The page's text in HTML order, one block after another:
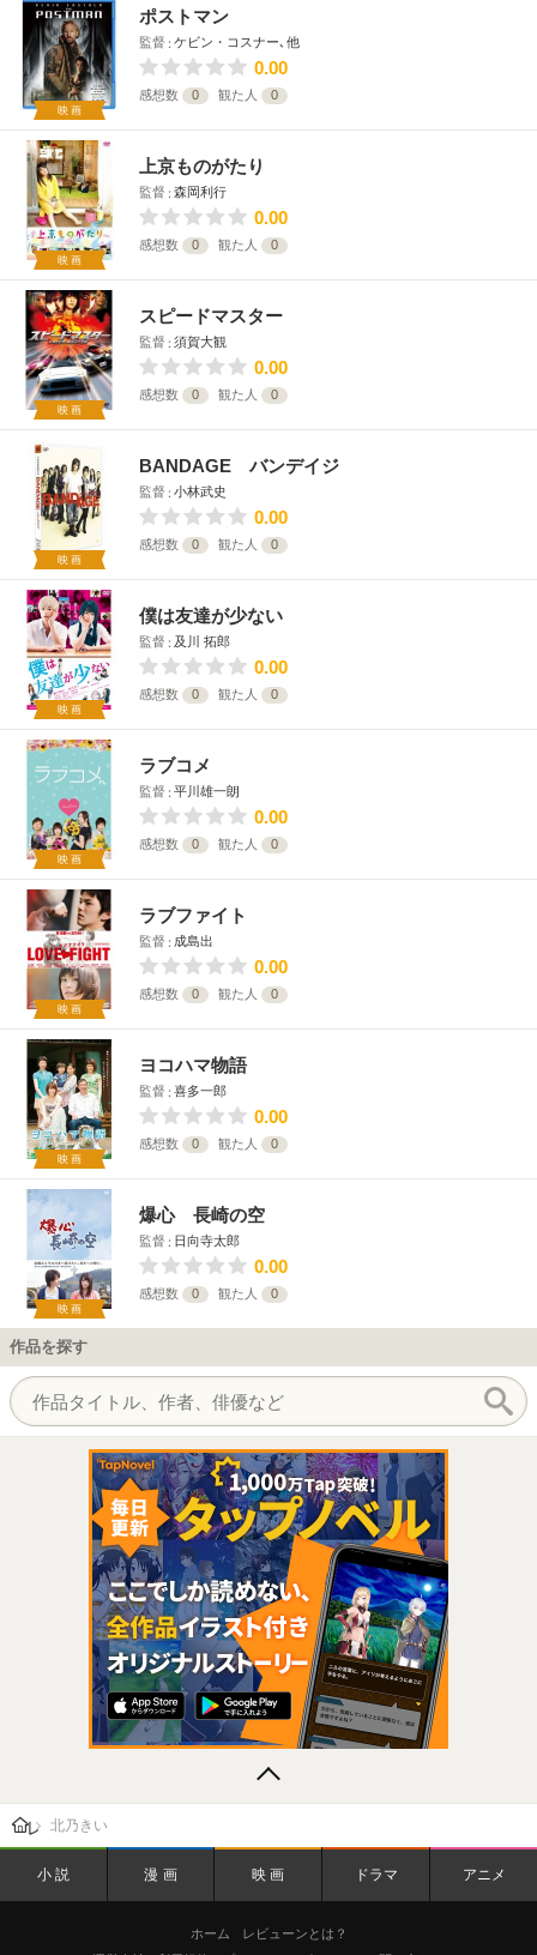
映画
ポストマン
監督 ケビン・コスナー､他
0.00
感想数 0 観た人 0
映画
上京ものがたり
監督 森岡利行
0.00
感想数 0 観た人 0
映画
スピードマスター
監督 須賀大観
0.00
感想数 0 観た人 0
映画
BANDAGE バンデイジ
監督 小林武史
0.00
感想数 0 観た人 0
映画
僕は友達が少ない
監督 及川 拓郎
0.00
感想数 0 観た人 0
映画
ラブコメ
監督 平川雄一朗
0.00
感想数 0 観た人 0
映画
ラブファイト
監督 成島出
0.00
感想数 0 観た人 0
映画
ヨコハマ物語
監督 喜多一郎
0.00
感想数 0 観た人 0
映画
爆心 長崎の空
監督 日向寺太郎
0.00
感想数 0 観た人 0
作品を探す
レビューン トップ
北乃きい
小説 漫画 映画 ドラマ アニメ
ホーム
レビューンとは？